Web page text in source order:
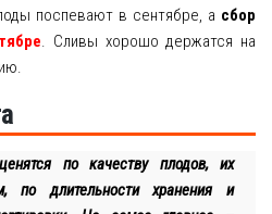
поспевают в сентябре, а сбор
. Сливы хорошо держатся на
по качеству плодов, их
по длительности хранения и